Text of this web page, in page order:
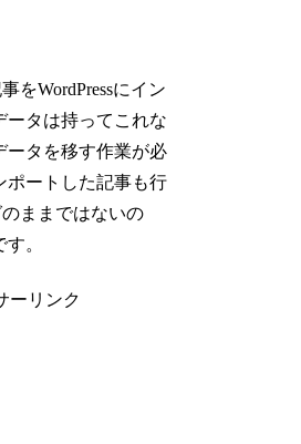
をWordPressにイン
ータは持ってこれな
ータを移す作業が必
ポートした記事も行
のままではないの
。
ーリンク